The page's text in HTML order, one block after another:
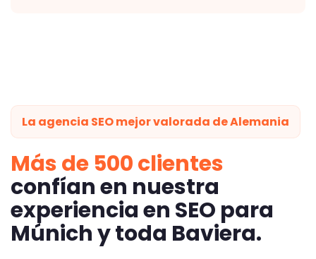
La agencia SEO mejor valorada de Alemania
Más de 500 clientes
confían en nuestra
experiencia en SEO para
Múnich y toda Baviera.